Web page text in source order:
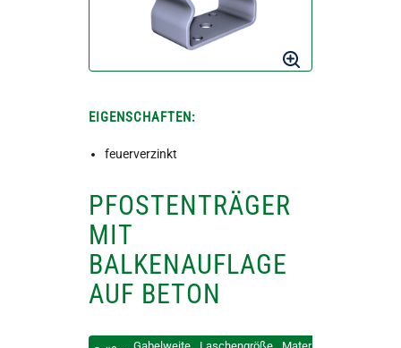
EIGENSCHAFTEN:
feuerverzinkt
PFOSTENTRÄGER
MIT
BALKENAUFLAGE
AUF BETON